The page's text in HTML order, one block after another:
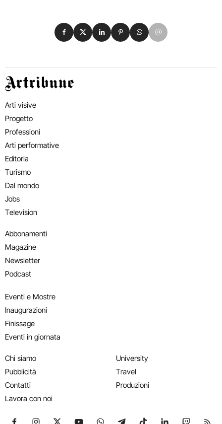
Condividi su Facebook
Condividi su X
Condividi su LinkedIn
Condividi su Pinterest
Condividi su WhatsApp
Condividi su Email
Artribune
Arti visive
Progetto
Professioni
Arti performative
Editoria
Turismo
Dal mondo
Jobs
Television
Abbonamenti
Magazine
Newsletter
Podcast
Eventi e Mostre
Inaugurazioni
Finissage
Eventi in giornata
Chi siamo
Pubblicità
Contatti
Lavora con noi
University
Travel
Produzioni
Seguici su Facebook
Seguici su Instagram
Seguici su X
Seguici su YouTube
Seguici su WhatsApp
Seguici su Telegram
Seguici su TikTok
Seguici su
Seguici